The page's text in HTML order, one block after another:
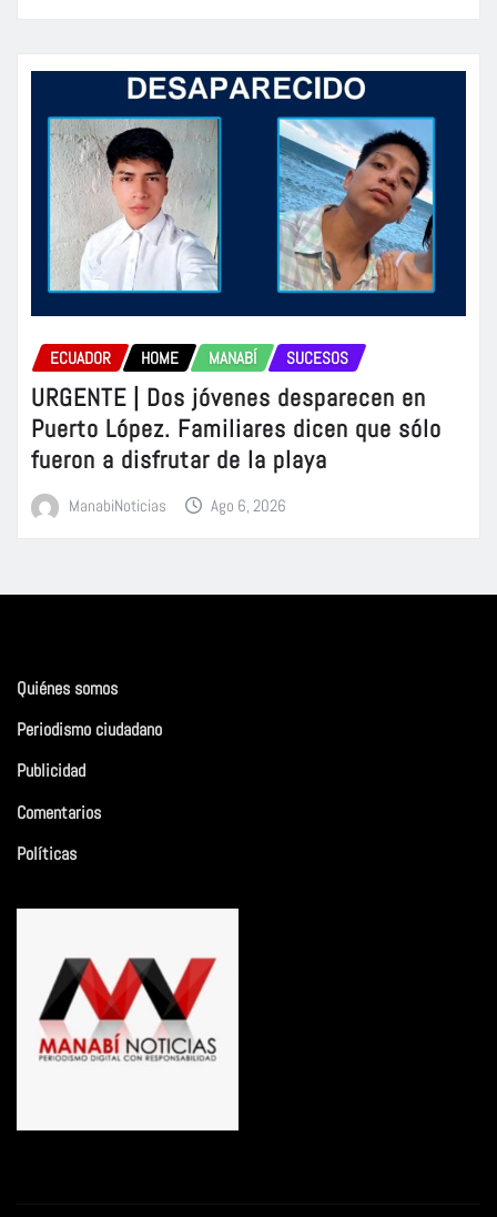
ECUADOR HOME MANABÍ SUCESOS
URGENTE | Dos jóvenes desparecen en
Puerto López. Familiares dicen que sólo
fueron a disfrutar de la playa
ManabiNoticias Ago 6, 2026
Quiénes somos
Periodismo ciudadano
Publicidad
Comentarios
Políticas